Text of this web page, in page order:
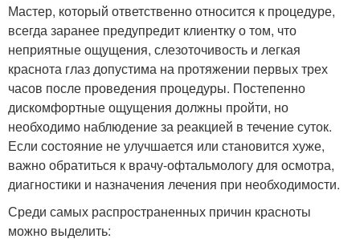
Мастер, который ответственно относится к процедуре,
всегда заранее предупредит клиентку о том, что
неприятные ощущения, слезоточивость и легкая
краснота глаз допустима на протяжении первых трех
часов после проведения процедуры. Постепенно
дискомфортные ощущения должны пройти, но
необходимо наблюдение за реакцией в течение суток.
Если состояние не улучшается или становится хуже,
важно обратиться к врачу-офтальмологу для осмотра,
диагностики и назначения лечения при необходимости.
Среди самых распространенных причин красноты
можно выделить: